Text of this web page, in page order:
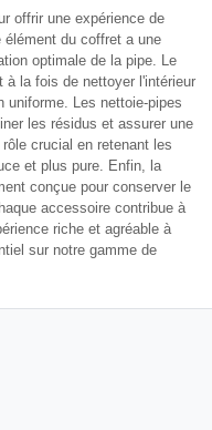
offrir une expérience de
du coffret a une
optimale de la pipe. Le
à la fois de nettoyer l'intérieur
uniforme. Les nettoie-pipes
les résidus et assurer une
crucial en retenant les
et plus pure. Enfin, la
conçue pour conserver le
accessoire contribue à
riche et agréable à
sur notre gamme de